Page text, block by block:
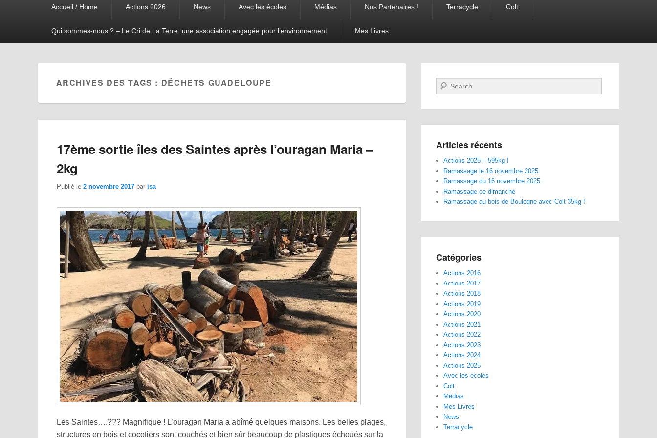
Accueil / Home Actions 2026 News Avec les écoles Médias Nos Partenaires ! Terracycle Colt
Qui sommes-nous ? – Le Cri de La Terre, une association engagée pour l’environnement Mes Livres
ARCHIVES DES TAGS : DÉCHETS GUADELOUPE
17ème sortie îles des Saintes après l’ouragan Maria –
2kg
Publié le 2 novembre 2017 par isa
Les Saintes….??? Magnifique ! L’ouragan Maria a abîmé quelques maisons. Les belles plages,
structures en bois et cocotiers sont couchés et bien sûr beaucoup de plastiques échoués sur la
Recherche
Articles récents
Actions 2025 – 595kg !
Ramassage le 16 novembre 2025
Ramassage du 16 novembre 2025
Ramassage ce dimanche
Ramassage au bois de Boulogne avec Colt 35kg !
Catégories
Actions 2016
Actions 2017
Actions 2018
Actions 2019
Actions 2020
Actions 2021
Actions 2022
Actions 2023
Actions 2024
Actions 2025
Avec les écoles
Colt
Médias
Mes Livres
News
Terracycle